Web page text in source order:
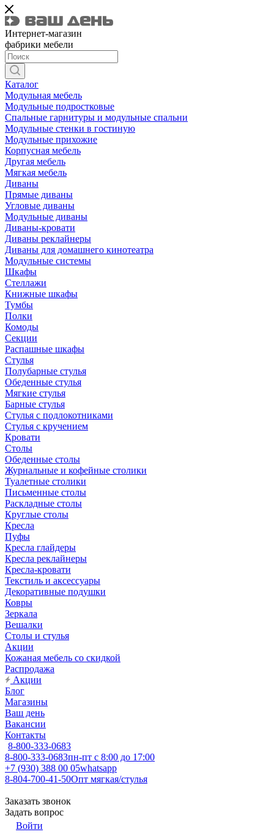
Интернет-магазин
фабрики мебели
Каталог
Модульная мебель
Модульные подростковые
Спальные гарнитуры и модульные спальни
Модульные стенки в гостиную
Модульные прихожие
Корпусная мебель
Другая мебель
Мягкая мебель
Диваны
Прямые диваны
Угловые диваны
Модульные диваны
Диваны-кровати
Диваны реклайнеры
Диваны для домашнего кинотеатра
Модульные системы
Шкафы
Стеллажи
Книжные шкафы
Тумбы
Полки
Комоды
Секции
Распашные шкафы
Стулья
Полубарные стулья
Обеденные стулья
Мягкие стулья
Барные стулья
Стулья с подлокотниками
Стулья с кручением
Кровати
Столы
Обеденные столы
Журнальные и кофейные столики
Туалетные столики
Письменные столы
Раскладные столы
Круглые столы
Кресла
Пуфы
Кресла глайдеры
Кресла реклайнеры
Кресла-кровати
Текстиль и аксессуары
Декоративные подушки
Ковры
Зеркала
Вешалки
Столы и стулья
Акции
Кожаная мебель со скидкой
Распродажа
Акции
Блог
Магазины
Ваш день
Вакансии
Контакты
8-800-333-0683
8-800-333-0683пн-пт с 8:00 до 17:00
+7 (930) 388 00 05whatsapp
8-804-700-41-50Опт мягкая/стулья
Заказать звонок
Задать вопрос
Войти